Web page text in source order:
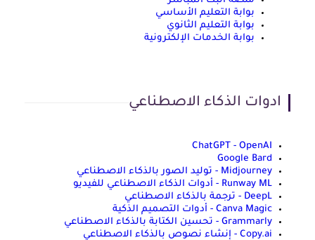
بوابة التعليم الأساسي
بوابة التعليم الثانوي
بوابة الخدمات الإلكترونية
ادوات الذكاء الاصطناعي
ChatGPT - OpenAI
Google Bard
Midjourney - توليد الصور بالذكاء الاصطناعي
Runway ML - أدوات الذكاء الاصطناعي للفيديو
DeepL - ترجمة بالذكاء الاصطناعي
Canva Magic - أدوات التصميم الذكية
Grammarly - تحسين الكتابة بالذكاء الاصطناعي
Copy.ai - إنشاء نصوص بالذكاء الاصطناعي